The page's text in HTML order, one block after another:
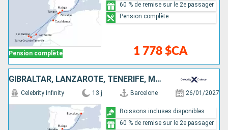
Pension complète 1 778 $CA
60 % de remise sur le 2e passager
Pension complète
GIBRALTAR, LANZAROTE, TENERIFE, MAJORQUE, MAROC, ESPAGNE
Celebrity Infinity 13 j Barcelone 26/01/2027
Boissons incluses disponibles
60 % de remise sur le 2e passager